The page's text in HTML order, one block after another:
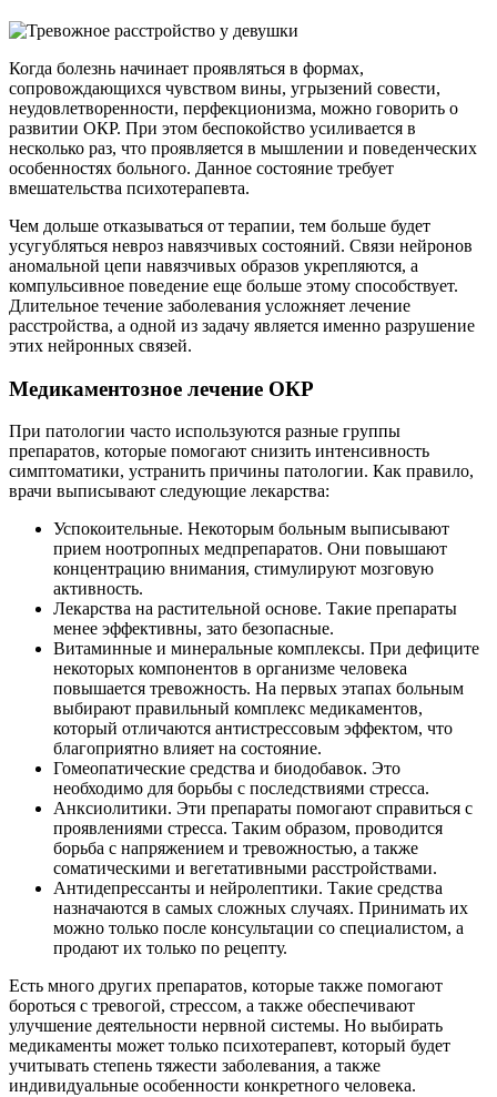
Когда болезнь начинает проявляться в формах,
сопровождающихся чувством вины, угрызений совести,
неудовлетворенности, перфекционизма, можно говорить о
развитии ОКР. При этом беспокойство усиливается в
несколько раз, что проявляется в мышлении и поведенческих
особенностях больного. Данное состояние требует
вмешательства психотерапевта.
Чем дольше отказываться от терапии, тем больше будет
усугубляться невроз навязчивых состояний. Связи нейронов
аномальной цепи навязчивых образов укрепляются, а
компульсивное поведение еще больше этому способствует.
Длительное течение заболевания усложняет лечение
расстройства, а одной из задачу является именно разрушение
этих нейронных связей.
Медикаментозное лечение ОКР
При патологии часто используются разные группы
препаратов, которые помогают снизить интенсивность
симптоматики, устранить причины патологии. Как правило,
врачи выписывают следующие лекарства:
Успокоительные. Некоторым больным выписывают
прием ноотропных медпрепаратов. Они повышают
концентрацию внимания, стимулируют мозговую
активность.
Лекарства на растительной основе. Такие препараты
менее эффективны, зато безопасные.
Витаминные и минеральные комплексы. При дефиците
некоторых компонентов в организме человека
повышается тревожность. На первых этапах больным
выбирают правильный комплекс медикаментов,
который отличаются антистрессовым эффектом, что
благоприятно влияет на состояние.
Гомеопатические средства и биодобавок. Это
необходимо для борьбы с последствиями стресса.
Анксиолитики. Эти препараты помогают справиться с
проявлениями стресса. Таким образом, проводится
борьба с напряжением и тревожностью, а также
соматическими и вегетативными расстройствами.
Антидепрессанты и нейролептики. Такие средства
назначаются в самых сложных случаях. Принимать их
можно только после консультации со специалистом, а
продают их только по рецепту.
Есть много других препаратов, которые также помогают
бороться с тревогой, стрессом, а также обеспечивают
улучшение деятельности нервной системы. Но выбирать
медикаменты может только психотерапевт, который будет
учитывать степень тяжести заболевания, а также
индивидуальные особенности конкретного человека.